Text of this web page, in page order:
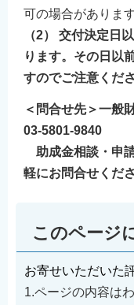
可の場合がありま
（2） 交付決定日
ります。その日以
すのでご注意くださ
＜問合せ先＞一般
03-5801-9840
助成金相談・申
軽にお問合せくださ
このページ
お寄せいただいた
1.ページの内容は